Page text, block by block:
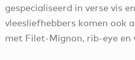
gespecialiseerd in verse vis
vleesliefhebbers komen ook
met Filet-Mignon, rib-eye en